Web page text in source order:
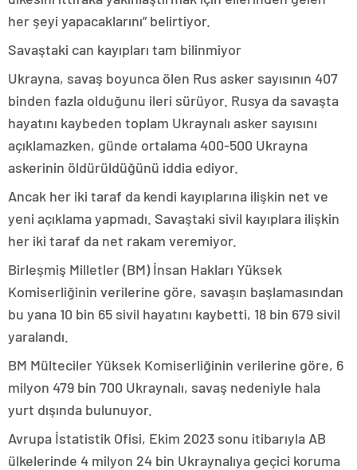
her şeyi yapacaklarını” belirtiyor.
Savaştaki can kayıpları tam bilinmiyor
Ukrayna, savaş boyunca ölen Rus asker sayısının 407
binden fazla olduğunu ileri sürüyor. Rusya da savaşta
hayatını kaybeden toplam Ukraynalı asker sayısını
açıklamazken, günde ortalama 400-500 Ukrayna
askerinin öldürüldüğünü iddia ediyor.
Ancak her iki taraf da kendi kayıplarına ilişkin net ve
yeni açıklama yapmadı. Savaştaki sivil kayıplara ilişkin
her iki taraf da net rakam veremiyor.
Birleşmiş Milletler (BM) İnsan Hakları Yüksek
Komiserliğinin verilerine göre, savaşın başlamasından
bu yana 10 bin 65 sivil hayatını kaybetti, 18 bin 679 sivil
yaralandı.
BM Mülteciler Yüksek Komiserliğinin verilerine göre, 6
milyon 479 bin 700 Ukraynalı, savaş nedeniyle hala
yurt dışında bulunuyor.
Avrupa İstatistik Ofisi, Ekim 2023 sonu itibarıyla AB
ülkelerinde 4 milyon 24 bin Ukraynalıya geçici koruma